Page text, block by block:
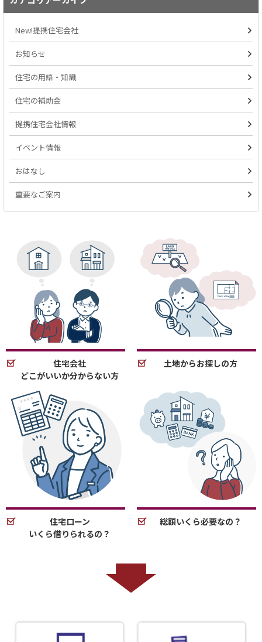
New!提携住宅会社
お知らせ
住宅の用語・知識
住宅の補助金
提携住宅会社情報
イベント情報
おはなし
重要なご案内
住宅会社
どこがいいか分からない方
土地からお探しの方
住宅ローン
いくら借りられるの？
総額いくら必要なの？